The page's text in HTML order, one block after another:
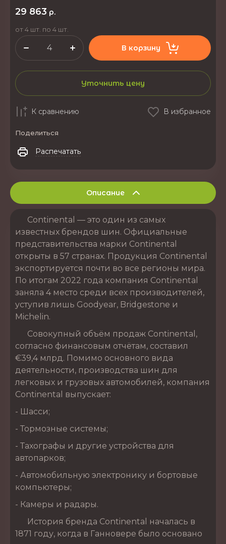
29 863 р.
от 4 шт. по 4 шт.
В корзину
Уточнить цену
К сравнению В избранное
Поделиться
Распечатать
Описание
Continental — это один из самых
известных брендов шин. Официальные
представительства марки Continental
открыты в 57 странах. Продукция Continental
экспортируется почти во все регионы мира.
По итогам 2022 года компания Continental
заняла 4 место среди всех производителей,
уступив лишь Goodyear, Bridgestone и
Michelin.
Совокупный объём продаж Continental,
согласно финансовым отчётам, составил
€39,4 млрд. Помимо основного вида
деятельности, производства шин для
легковых и грузовых автомобилей, компания
Continental выпускает:
- Шасси;
- Тормозные системы;
- Тахографы и другие устройства для
автопарков;
- Автомобильную электронику и бортовые
компьютеры;
- Камеры и радары.
История бренда Continental началась в
1871 году, когда в Ганновере было основано